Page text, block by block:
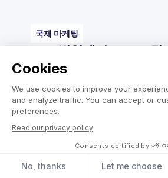
Cookies
We use cookies to improve your
and analyze traffic. You can accept or
preferences.
Read our privacy policy
Consents certified by
No, thanks Let me choose
국제 마케팅
SEO 번역에서 SEO 로
까지
SEO 번역과 SEO 로컬라이제이션
보고 각각의 장점과 한계를 이해하
강화하세요.